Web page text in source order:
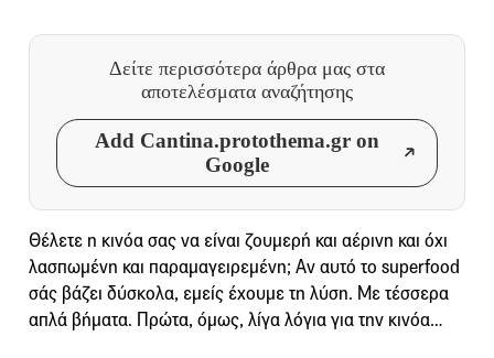
Δείτε περισσότερα άρθρα μας στα
αποτελέσματα αναζήτησης
Add Cantina.protothema.gr on
Google
Θέλετε η κινόα σας να είναι ζουμερή και αέρινη και όχι
λασπωμένη και παραμαγειρεμένη; Αν αυτό το superfood
σάς βάζει δύσκολα, εμείς έχουμε τη λύση. Με τέσσερα
απλά βήματα. Πρώτα, όμως, λίγα λόγια για την κινόα…